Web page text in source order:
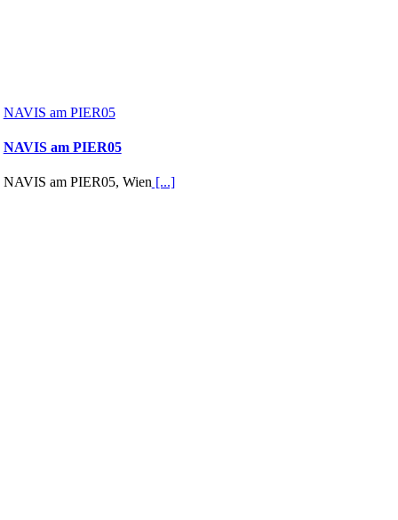
NAVIS am PIER05
NAVIS am PIER05
NAVIS am PIER05, Wien [...]